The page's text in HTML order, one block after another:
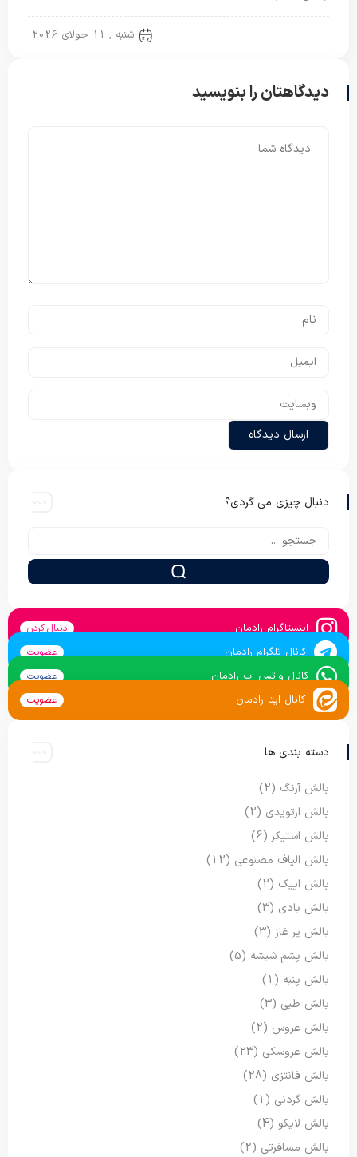
شنبه , 11 جولای 2026
دیدگاهتان را بنویسید
دنبال چیزی می گردی؟
اینستاگرام رادمان دنبال کردن
کانال تلگرام رادمان عضویت
کانال واتس اپ رادمان عضویت
کانال ایتا رادمان عضویت
دسته بندی ها
بالش آرنگ (2)
بالش ارتوپدی (2)
بالش استیکر (6)
بالش الیاف مصنوعی (12)
بالش ایپک (2)
بالش بادی (3)
بالش پر غاز (3)
بالش پشم شیشه (5)
بالش پنبه (1)
بالش طبی (3)
بالش عروس (2)
بالش عروسکی (23)
بالش فانتزی (28)
بالش گردنی (1)
بالش لایکو (4)
بالش مسافرتی (2)